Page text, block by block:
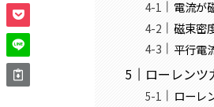
電流が
磁束密
平行電
ローレンツ
ローレ